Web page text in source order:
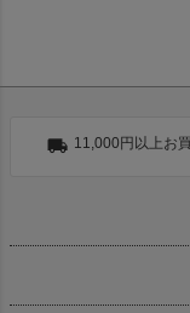
11,000円以上お